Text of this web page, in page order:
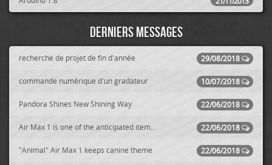
Derniers messages
29/08/2018
recherche de projet de fin d'année
10/07/2018
commande numérique d'un gradateur
22/06/2018
Pandora Shines New Shining Way
22/06/2018
Air Max 1 is one of the anticipated item..
22/06/2018
"Animal" Air Max 1 keeps canine theme